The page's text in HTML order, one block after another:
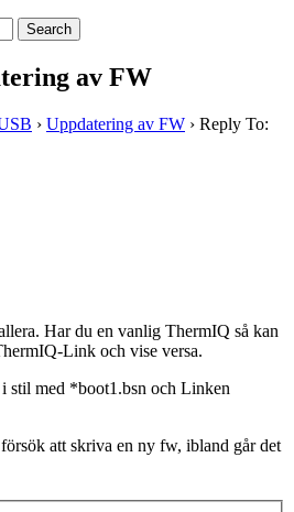
av FW
› Uppdatering av FW › Reply To:
Har du en vanlig ThermIQ så kan
Link och vise versa.
stil med *boot1.bsn och Linken
att skriva en ny fw, ibland går det